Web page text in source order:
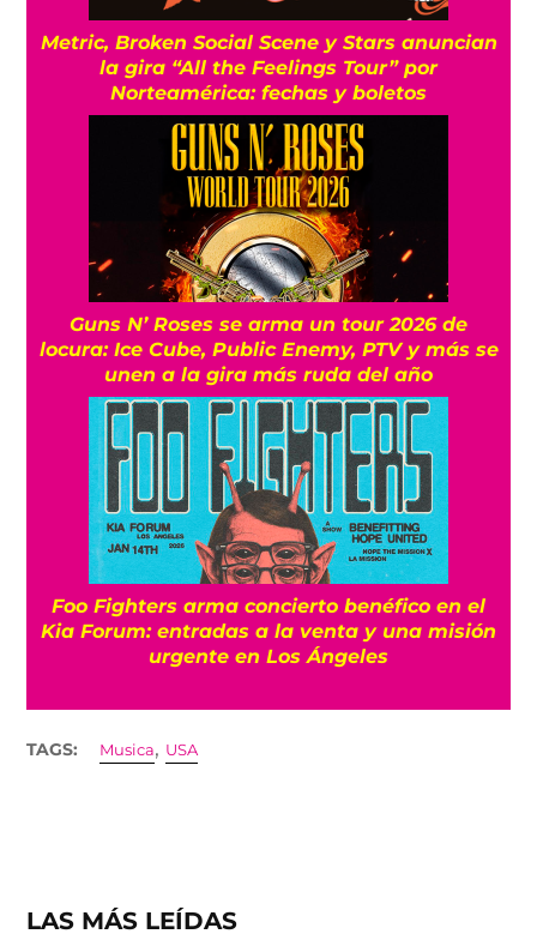
Metric, Broken Social Scene y Stars anuncian
la gira “All the Feelings Tour” por
Norteamérica: fechas y boletos
Guns N’ Roses se arma un tour 2026 de
locura: Ice Cube, Public Enemy, PTV y más se
unen a la gira más ruda del año
Foo Fighters arma concierto benéfico en el
Kia Forum: entradas a la venta y una misión
urgente en Los Ángeles
TAGS: Musica, USA
LAS MÁS LEÍDAS